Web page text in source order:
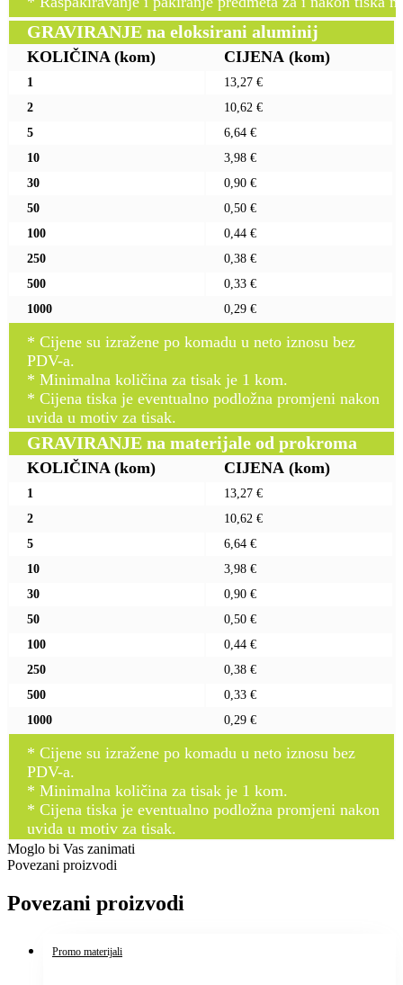
GRAVIRANJE na eloksirani aluminij
KOLIČINA (kom) CIJENA (kom)
1
13,27 €
2
10,62 €
5
6,64 €
10
3,98 €
30
0,90 €
50
0,50 €
100
0,44 €
250
0,38 €
500
0,33 €
1000
0,29 €
* Cijene su izražene po komadu u neto iznosu bez
PDV-a.
* Minimalna količina za tisak je 1 kom.
* Cijena tiska je eventualno podložna promjeni nakon
uvida u motiv za tisak.
GRAVIRANJE na materijale od prokroma
KOLIČINA (kom) CIJENA (kom)
1
13,27 €
2
10,62 €
5
6,64 €
10
3,98 €
30
0,90 €
50
0,50 €
100
0,44 €
250
0,38 €
500
0,33 €
1000
0,29 €
* Cijene su izražene po komadu u neto iznosu bez
PDV-a.
* Minimalna količina za tisak je 1 kom.
* Cijena tiska je eventualno podložna promjeni nakon
uvida u motiv za tisak.
Moglo bi Vas zanimati
Povezani proizvodi
Povezani proizvodi
Promo materijali